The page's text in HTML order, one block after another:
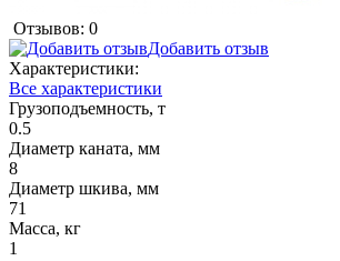
Отзывов: 0
Добавить отзыв
Характеристики:
Все характеристики
Грузоподъемность, т
0.5
Диаметр каната, мм
8
Диаметр шкива, мм
71
Масса, кг
1